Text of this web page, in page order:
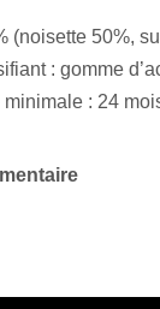
50%,
: gomme
: 24